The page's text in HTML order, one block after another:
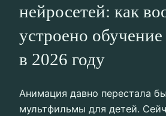
нейросетей: как
устроено
в 2026 году
Анимация давно перестала
мультфильмы для детей.